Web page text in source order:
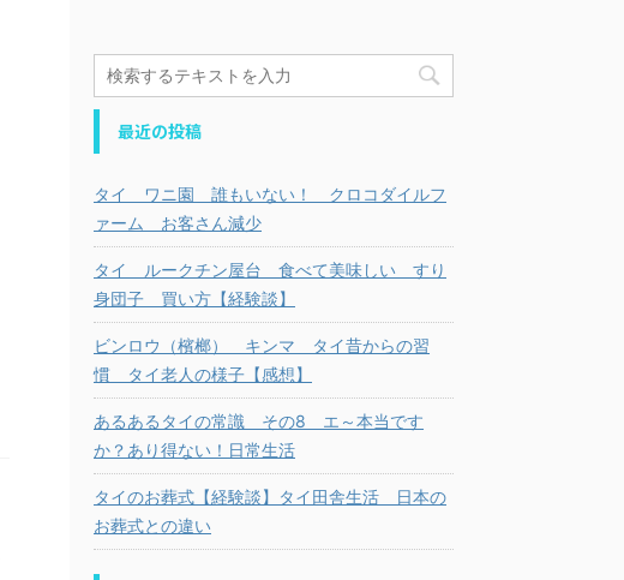
最近の投稿
タイ ワニ園 誰もいない！ クロコダイルフ
ァーム お客さん減少
タイ ルークチン屋台 食べて美味しい すり
身団子 買い方【経験談】
ビンロウ（檳榔） キンマ タイ昔からの習
慣 タイ老人の様子【感想】
あるあるタイの常識 その8 エ～本当です
か？あり得ない！日常生活
タイのお葬式【経験談】タイ田舎生活 日本の
お葬式との違い